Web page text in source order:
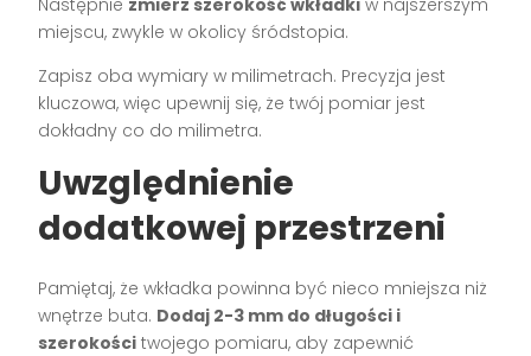
miejscu, zwykle w okolicy śródstopia.
Zapisz oba wymiary w milimetrach. Precyzja jest
kluczowa, więc upewnij się, że twój pomiar jest
dokładny co do milimetra.
Uwzględnienie
dodatkowej przestrzeni
Pamiętaj, że wkładka powinna być nieco mniejsza niż
wnętrze buta. Dodaj 2-3 mm do długości i
szerokości twojego pomiaru, aby zapewnić